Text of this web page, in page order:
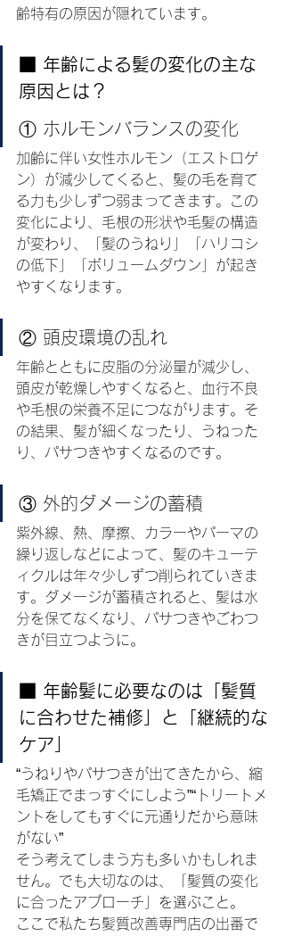
齢特有の原因が隠れています。
■ 年齢による髪の変化の主な
原因とは？
① ホルモンバランスの変化
加齢に伴い女性ホルモン（エストロゲ
ン）が減少してくると、髪の毛を育て
る力も少しずつ弱まってきます。この
変化により、毛根の形状や毛髪の構造
が変わり、「髪のうねり」「ハリコシ
の低下」「ボリュームダウン」が起き
やすくなります。
② 頭皮環境の乱れ
年齢とともに皮脂の分泌量が減少し、
頭皮が乾燥しやすくなると、血行不良
や毛根の栄養不足につながります。そ
の結果、髪が細くなったり、うねった
り、パサつきやすくなるのです。
③ 外的ダメージの蓄積
紫外線、熱、摩擦、カラーやパーマの
繰り返しなどによって、髪のキューテ
ィクルは年々少しずつ削られていきま
す。ダメージが蓄積されると、髪は水
分を保てなくなり、パサつきやごわつ
きが目立つように。
■ 年齢髪に必要なのは「髪質
に合わせた補修」と「継続的な
ケア」
“うねりやパサつきが出てきたから、縮
毛矯正でまっすぐにしよう”“トリートメ
ントをしてもすぐに元通りだから意味
がない”
そう考えてしまう方も多いかもしれま
せん。でも大切なのは、「髪質の変化
に合ったアプローチ」を選ぶこと。
ここで私たち髪質改善専門店の出番で